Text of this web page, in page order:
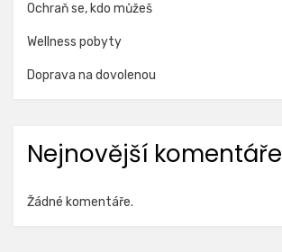
Ochraň se, kdo můžeš
Wellness pobyty
Doprava na dovolenou
Nejnovější komentáře
Žádné komentáře.